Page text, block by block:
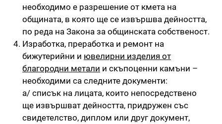
необходимо е разрешение от кмета на
общината, в която ще се извършва дейността,
по реда на Закона за общинската собственост.
Изработка, преработка и ремонт на
бижутерийни и ювелирни изделия от
благородни метали и скъпоценни камъни –
необходими са следните документи:
а/ списък на лицата, които непосредствено
ще извършват дейността, придружен със
свидетелство, диплом или друг документ,